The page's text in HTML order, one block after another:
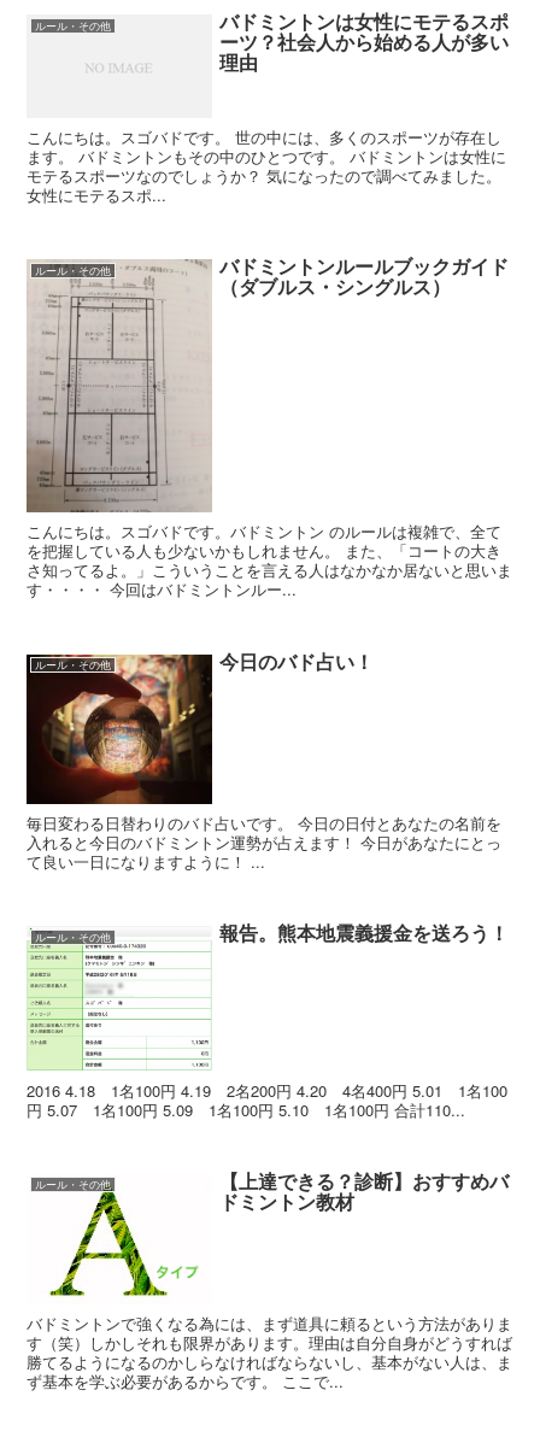
ルール・その他 バドミントンは女性にモテるスポ
ーツ？社会人から始める人が多い
理由
こんにちは。スゴバドです。 世の中には、多くのスポーツが存在し
ます。 バドミントンもその中のひとつです。 バドミントンは女性に
モテるスポーツなのでしょうか？ 気になったので調べてみました。
女性にモテるスポ...
ルール・その他 バドミントンルールブックガイド
（ダブルス・シングルス）
こんにちは。スゴバドです。バドミントン のルールは複雑で、全て
を把握している人も少ないかもしれません。 また、「コートの大き
さ知ってるよ。」こういうことを言える人はなかなか居ないと思いま
す・・・・ 今回はバドミントンルー...
ルール・その他 今日のバド占い！
毎日変わる日替わりのバド占いです。 今日の日付とあなたの名前を
入れると今日のバドミントン運勢が占えます！ 今日があなたにとっ
て良い一日になりますように！ ...
ルール・その他 報告。熊本地震義援金を送ろう！
2016 4.18 1名100円 4.19 2名200円 4.20 4名400円 5.01 1名100
円 5.07 1名100円 5.09 1名100円 5.10 1名100円 合計110...
ルール・その他 【上達できる？診断】おすすめバ
ドミントン教材
バドミントンで強くなる為には、まず道具に頼るという方法がありま
す（笑）しかしそれも限界があります。理由は自分自身がどうすれば
勝てるようになるのかしらなければならないし、基本がない人は、ま
ず基本を学ぶ必要があるからです。 ここで...